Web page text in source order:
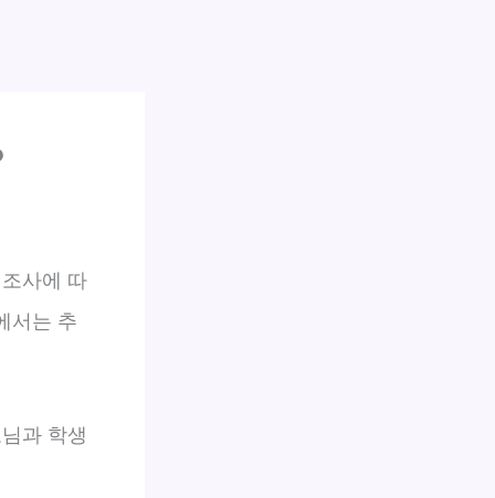
사에 따
서는 추
과 학생